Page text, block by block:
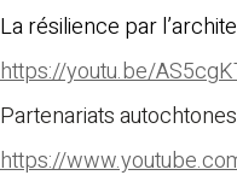
La résilience par
https://youtu.be/
Partenariats
https://